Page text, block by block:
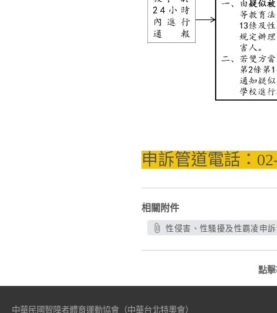
申訴管道電話：
相關附件
性侵害、性騷擾及性霸凌申
點擊
中華民國智障者體育運動協會（中華台北特奧會）